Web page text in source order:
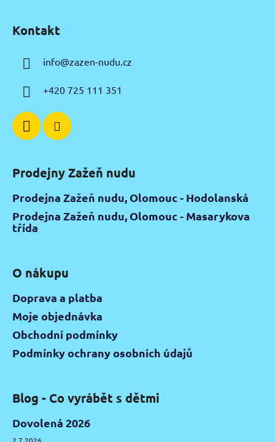
Kontakt
info@zazen-nudu.cz
+420 725 111 351
Prodejny Zažeň nudu
Prodejna Zažeň nudu, Olomouc - Hodolanská
Prodejna Zažeň nudu, Olomouc - Masarykova
třída
O nákupu
Doprava a platba
Moje objednávka
Obchodní podmínky
Podmínky ochrany osobních údajů
Blog - Co vyrábět s dětmi
Dovolená 2026